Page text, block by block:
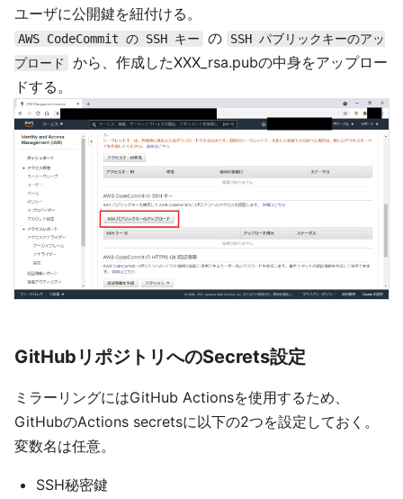
ユーザに公開鍵を紐付ける。
AWS CodeCommit の SSH キー の
SSH パブリックキーのアッ
プロード
から、作成したXXX_rsa.pubの中身をアップロー
ドする。
GitHubリポジトリへのSecrets設定
ミラーリングにはGitHub Actionsを使用するため、
GitHubのActions secretsに以下の2つを設定しておく。
変数名は任意。
SSH秘密鍵